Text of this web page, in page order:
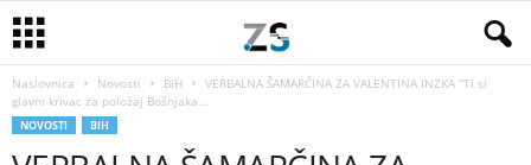
Naslovnica Novosti BiH
VERBALNA ŠAMARČINA ZA VALENTINA INZKA “Ti si
glavni krivac za položaj Bošnjaka...
NOVOSTI BIH